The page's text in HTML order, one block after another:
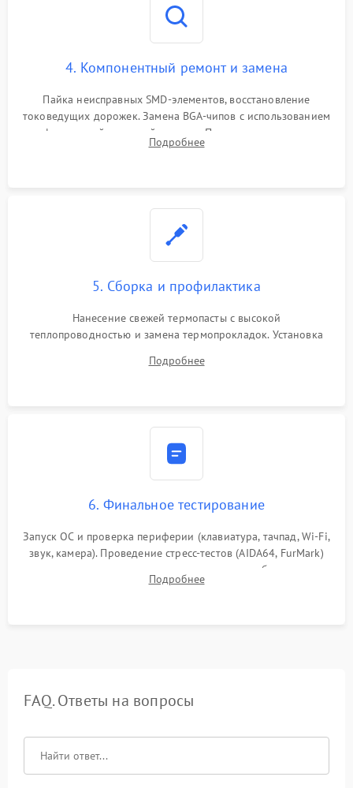
4. Компонентный ремонт и замена
Пайка неисправных SMD-элементов, восстановление
токоведущих дорожек. Замена BGA-чипов с использованием
инфракрасной паяльной станции. Прошивка микросхемы
BIOS или замена поврежденных портов USB
Подробнее
5. Сборка и профилактика
Нанесение свежей термопасты с высокой
теплопроводностью и замена термопрокладок. Установка
шлейфов, модулей памяти и накопителей. Предварительная
Подробнее
6. Финальное тестирование
Запуск ОС и проверка периферии (клавиатура, тачпад, Wi-Fi,
звук, камера). Проведение стресс-тестов (AIDA64, FurMark)
для контроля температурного режима и стабильности
системы под пиковой нагрузкой.
Подробнее
FAQ. Ответы на вопросы